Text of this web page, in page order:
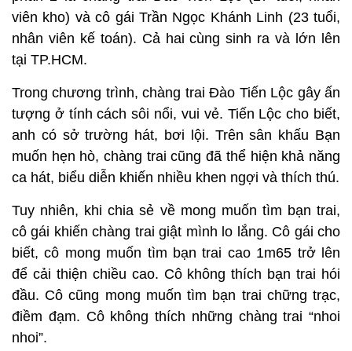
viên kho) và cô gái Trần Ngọc Khánh Linh (23 tuổi,
nhân viên kế toán). Cả hai cùng sinh ra và lớn lên
tại TP.HCM.
Trong chương trình, chàng trai Đào Tiến Lộc gây ấn
tượng ở tính cách sôi nổi, vui vẻ. Tiến Lộc cho biết,
anh có sở trường hát, bơi lội. Trên sân khấu Bạn
muốn hẹn hò, chàng trai cũng đã thể hiện khả năng
ca hát, biểu diễn khiến nhiều khen ngợi và thích thú.
Tuy nhiên, khi chia sẻ về mong muốn tìm bạn trai,
cô gái khiến chàng trai giật mình lo lắng. Cô gái cho
biết, cô mong muốn tìm bạn trai cao 1m65 trở lên
để cải thiện chiều cao. Cô không thích bạn trai hói
đầu. Cô cũng mong muốn tìm bạn trai chững trạc,
điềm đạm. Cô không thích những chàng trai “nhoi
nhoi”.